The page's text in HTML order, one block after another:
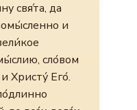
свя́та, да
и
сло́вом
Христу́ Его́.